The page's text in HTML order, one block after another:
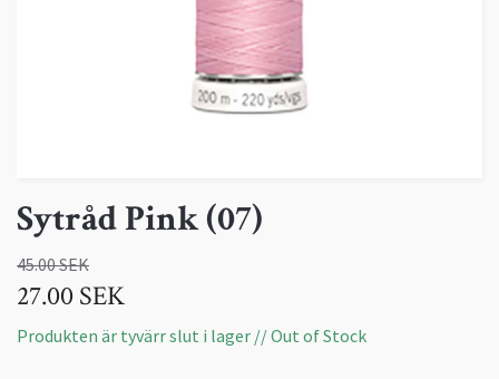
Sytråd Pink (07)
45.00 SEK
27.00 SEK
Produkten är tyvärr slut i lager // Out of Stock